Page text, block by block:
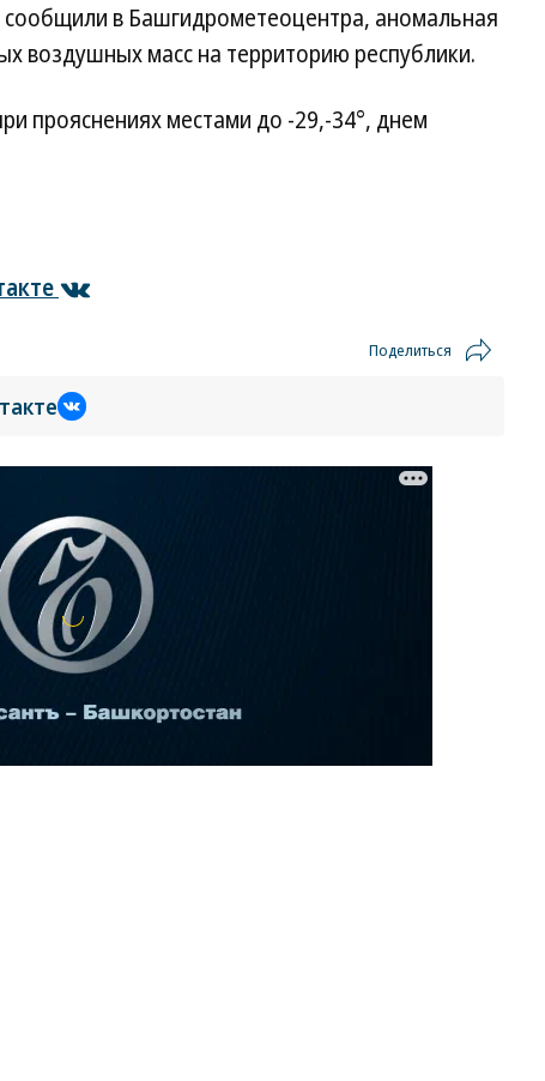
в Башгидрометеоцентра, аномальная
воздушных масс на территорию республики.
прояснениях местами до -29,-34°, днем
Поделиться